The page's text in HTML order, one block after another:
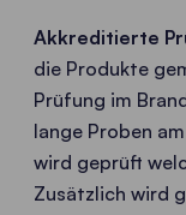
Akkreditierte
die Produkte
Prüfung im
lange Proben
wird geprüft
Zusätzlich wird